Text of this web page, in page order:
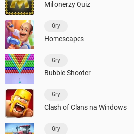
Milionerzy Quiz
Gry
Homescapes
Gry
Bubble Shooter
Gry
Clash of Clans na Windows
Gry